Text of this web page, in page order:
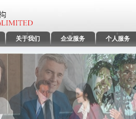
关于我们 企业服务 个人服务